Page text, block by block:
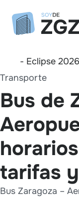
- Eclipse
Transporte
Bus de
tarifas
Bus Zaragoza –